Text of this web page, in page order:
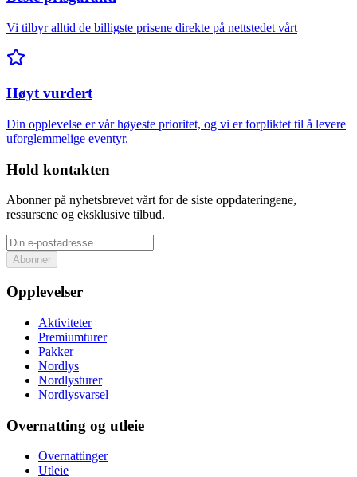
Vi tilbyr alltid de billigste prisene direkte på nettstedet vårt
Høyt vurdert
Din opplevelse er vår høyeste prioritet, og vi er forpliktet til å levere
uforglemmelige eventyr.
Hold kontakten
Abonner på nyhetsbrevet vårt for de siste oppdateringene,
ressursene og eksklusive tilbud.
Abonner
Opplevelser
Aktiviteter
Premiumturer
Pakker
Nordlys
Nordlysturer
Nordlysvarsel
Overnatting og utleie
Overnattinger
Utleie